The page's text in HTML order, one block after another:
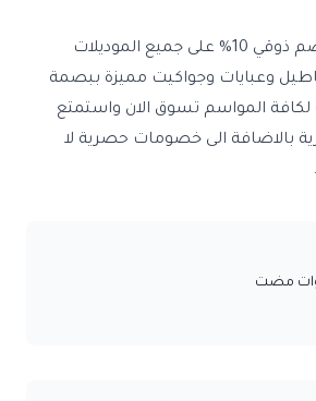
احصل على كوبون خصم ذوقي 10% على جميع الموديلات
وعبايات وجواكيت مميزة ببصمة
لكافة المواسم تسوق الان واستمتع
بالاضافة الى خصومات حصرية لا